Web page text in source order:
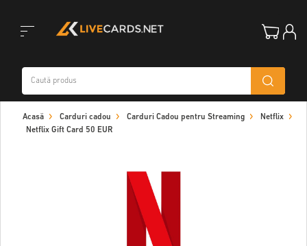
navigation
Acasă Carduri cadou Carduri Cadou pentru Streaming
Netflix
Netflix Gift Card 50 EUR